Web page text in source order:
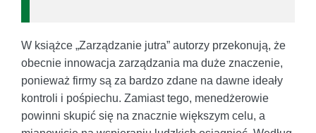
W książce „Zarządzanie jutra” autorzy przekonują, że
obecnie innowacja zarządzania ma duże znaczenie,
ponieważ firmy są za bardzo zdane na dawne ideały
kontroli i pośpiechu. Zamiast tego, menedżerowie
powinni skupić się na znacznie większym celu, a